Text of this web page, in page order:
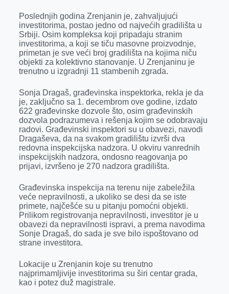
b
o
o
k
e
n
g
e
r
e
d
I
n
r
s
A
p
p
l
Poslednjih godina Zrenjanin je, zahvaljujući
investitorima, postao jedno od najvećih gradilišta u
Srbiji. Osim kompleksa koji pripadaju stranim
investitorima, a koji se tiču masovne proizvodnje,
primetan je sve veći broj gradilišta na kojima niču
objekti za kolektivno stanovanje. U Zrenjaninu je
trenutno u izgradnji 11 stambenih zgrada.
Sonja Dragaš, građevinska inspektorka, rekla je da
je, zaključno sa 1. decembrom ove godine, izdato
622 građevinske dozvole što, osim građevinskih
dozvola podrazumeva i rešenja kojim se odobravaju
radovi. Građevinski inspektori su u obavezi, navodi
Dragaševa, da na svakom gradilištu izvrši dva
redovna inspekcijska nadzora. U okviru vanrednih
inspekcijskih nadzora, ondosno reagovanja po
prijavi, izvršeno je 270 nadzora gradilišta.
Građevinska inspekcija na terenu nije zabeležila
veće nepravilnosti, a ukoliko se desi da se iste
primete, najčešće su u pitanju pomoćni objekti.
Prilikom registrovanja nepravilnosti, investitor je u
obavezi da nepravilnosti ispravi, a prema navodima
Sonje Dragaš, do sada je sve bilo ispoštovano od
strane investitora.
Lokacije u Zrenjanin koje su trenutno
najprimamljivije investitorima su širi centar grada,
kao i potez duž magistrale.